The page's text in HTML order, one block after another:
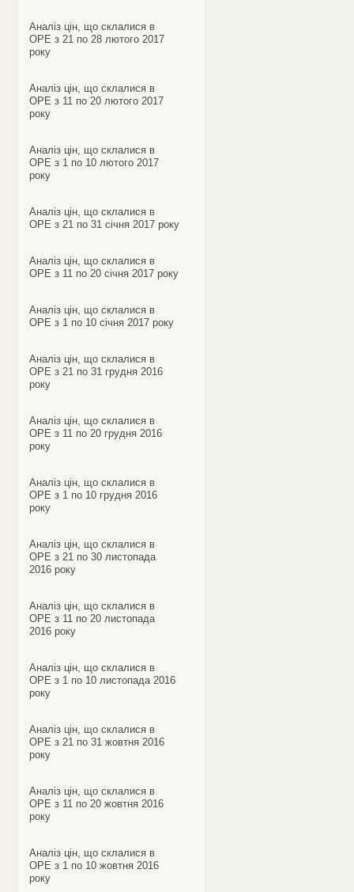
Аналіз цін, що склалися в
ОРЕ з 21 по 28 лютого 2017
року
Аналіз цін, що склалися в
ОРЕ з 11 по 20 лютого 2017
року
Аналіз цін, що склалися в
ОРЕ з 1 по 10 лютого 2017
року
Аналіз цін, що склалися в
ОРЕ з 21 по 31 січня 2017 року
Аналіз цін, що склалися в
ОРЕ з 11 по 20 січня 2017 року
Аналіз цін, що склалися в
ОРЕ з 1 по 10 січня 2017 року
Аналіз цін, що склалися в
ОРЕ з 21 по 31 грудня 2016
року
Аналіз цін, що склалися в
ОРЕ з 11 по 20 грудня 2016
року
Аналіз цін, що склалися в
ОРЕ з 1 по 10 грудня 2016
року
Аналіз цін, що склалися в
ОРЕ з 21 по 30 листопада
2016 року
Аналіз цін, що склалися в
ОРЕ з 11 по 20 листопада
2016 року
Аналіз цін, що склалися в
ОРЕ з 1 по 10 листопада 2016
року
Аналіз цін, що склалися в
ОРЕ з 21 по 31 жовтня 2016
року
Аналіз цін, що склалися в
ОРЕ з 11 по 20 жовтня 2016
року
Аналіз цін, що склалися в
ОРЕ з 1 по 10 жовтня 2016
року